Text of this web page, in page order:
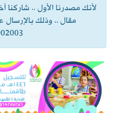
لأنك مصدرنا الأول ..
مقال .. وذلك